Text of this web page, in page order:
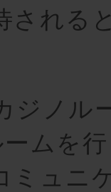
される
ジノル
ムを
ミュニ